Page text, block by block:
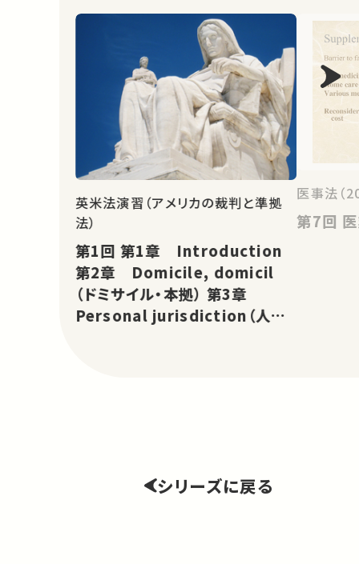
英米法演習（アメリカの裁判と準拠
法）
第1回 第1章 Introduction
第2章 Domicile, domicil
（ドミサイル・本拠） 第3章
Personal jurisdiction（人的
医事法（
第
シリーズに戻る